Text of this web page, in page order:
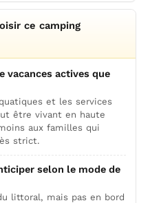
ce camping
vacances actives que
et les services
être vivant en haute
aux familles qui
strict.
selon le mode de
littoral, mais pas en bord